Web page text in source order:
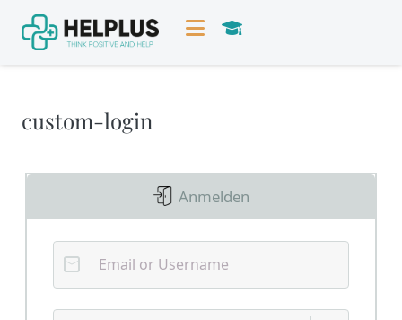
custom-login
Anmelden